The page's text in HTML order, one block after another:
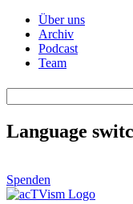
Über uns
Archiv
Podcast
Team
Language
Spenden